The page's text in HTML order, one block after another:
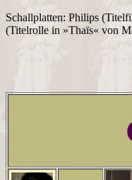
Schallplatten: Philips
(Titelrolle in »Thaïs« von